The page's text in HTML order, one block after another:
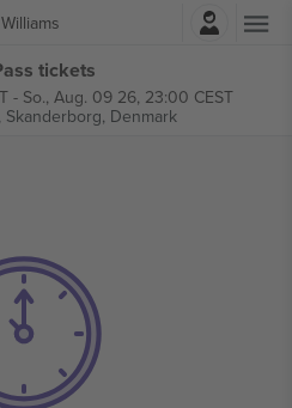
Einloggen
tickets
- So., Aug. 09 26, 23:00 CEST
Skanderborg, Denmark